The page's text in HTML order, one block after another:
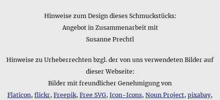
Hinweise zum Design dieses Schmuckstücks:
Angebot in Zusammenarbeit mit
Susanne Prechtl
Hinweise zu Urheberrechten bzgl. der von uns verwendeten Bilder auf
dieser Webseite:
Bilder mit freundlicher Genehmigung von
Flaticon, flickr, Freepik, Free SVG, Icon-Icons, Noun Project, pixabay,